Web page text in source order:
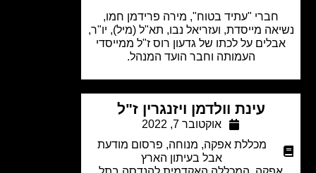
חברי "עתיד בטוח", מירה פרידמן חמו,
מייסדת, ועזריאל נבו, תא"ל (מיל), יו"ר,
על לכתו של גדעון רוס ז"ל ממייסדי
העמותה וחבר הועד המנהל.
עינת וולדמן ויזנגרין ז"ל
אוקטובר 7, 2022
מכללת אפקה,מנוחה, פרסום מודעת
אבל בעיתון הארץ